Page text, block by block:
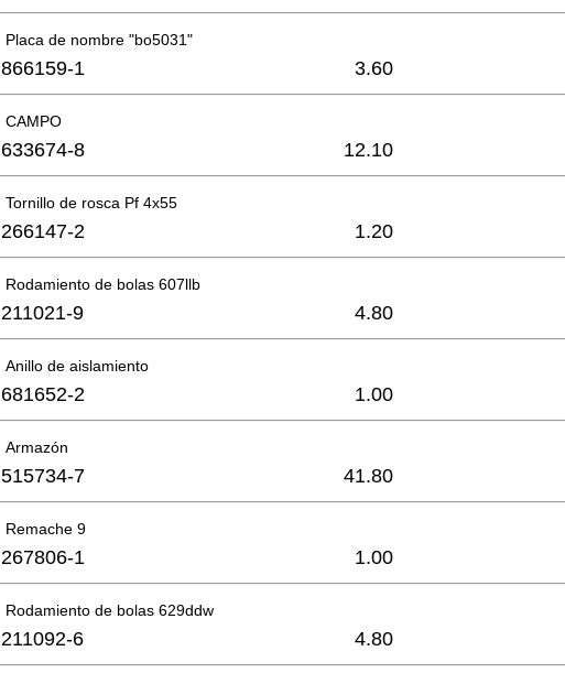
Placa de nombre "bo5031"
866159-1 3.60
CAMPO
633674-8 12.10
Tornillo de rosca Pf 4x55
266147-2 1.20
Rodamiento de bolas 607llb
211021-9 4.80
Anillo de aislamiento
681652-2 1.00
Armazón
515734-7 41.80
Remache 9
267806-1 1.00
Rodamiento de bolas 629ddw
211092-6 4.80